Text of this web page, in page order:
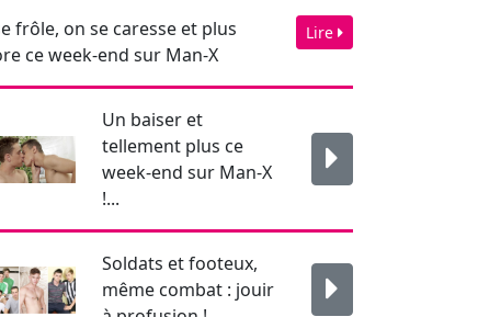
Soldats et footeux,
De l'action hard entre
mecs très en forme
Newsletter